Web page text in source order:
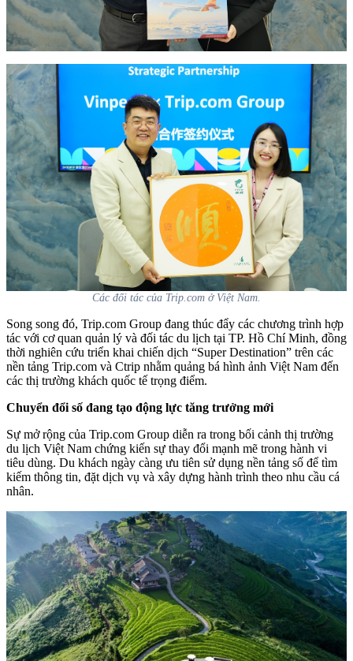
Các đối tác của Trip.com ở Việt Nam.
Song song đó, Trip.com Group đang thúc đẩy các chương trình hợp
tác với cơ quan quản lý và đối tác du lịch tại TP. Hồ Chí Minh, đồng
thời nghiên cứu triển khai chiến dịch “Super Destination” trên các
nền tảng Trip.com và Ctrip nhằm quảng bá hình ảnh Việt Nam đến
các thị trường khách quốc tế trọng điểm.
Chuyển đổi số đang tạo động lực tăng trưởng mới
Sự mở rộng của Trip.com Group diễn ra trong bối cảnh thị trường
du lịch Việt Nam chứng kiến sự thay đổi mạnh mẽ trong hành vi
tiêu dùng. Du khách ngày càng ưu tiên sử dụng nền tảng số để tìm
kiếm thông tin, đặt dịch vụ và xây dựng hành trình theo nhu cầu cá
nhân.